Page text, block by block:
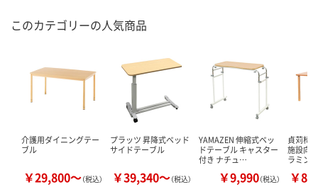
このカテゴリーの人気商品
介護用ダイニングテー
ブル
￥29,800～（税込）
プラッツ 昇降式ベッド
サイドテーブル
￥39,340～（税込）
YAMAZEN 伸縮式ベッ
ドテーブル キャスター
付き ナチュ…
￥9,990（税込）
貞苅椅
施設向
ラミン
￥